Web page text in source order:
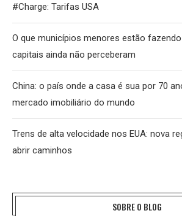
#Charge: Tarifas USA
O que municípios menores estão
capitais ainda não perceberam
China: o país onde a casa é sua por 70
mercado imobiliário do mundo
Trens de alta velocidade nos EUA: nova
abrir caminhos
SOBRE O BLOG